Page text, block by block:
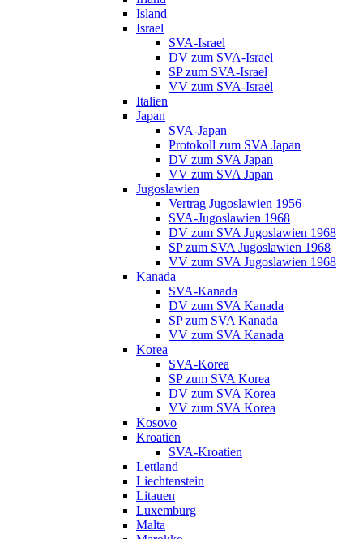
Island
Israel
SVA-Israel
DV zum SVA-Israel
SP zum SVA-Israel
VV zum SVA-Israel
Italien
Japan
SVA-Japan
Protokoll zum SVA Japan
DV zum SVA Japan
VV zum SVA Japan
Jugoslawien
Vertrag Jugoslawien 1956
SVA-Jugoslawien 1968
DV zum SVA Jugoslawien 1968
SP zum SVA Jugoslawien 1968
VV zum SVA Jugoslawien 1968
Kanada
SVA-Kanada
DV zum SVA Kanada
SP zum SVA Kanada
VV zum SVA Kanada
Korea
SVA-Korea
SP zum SVA Korea
DV zum SVA Korea
VV zum SVA Korea
Kosovo
Kroatien
SVA-Kroatien
Lettland
Liechtenstein
Litauen
Luxemburg
Malta